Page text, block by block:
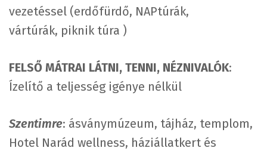
vezetéssel (erdőfürdő, NAPtúrák,
vártúrák, piknik túra )
FELSŐ MÁTRAI LÁTNI, TENNI, NÉZNIVALÓK:
Ízelítő a teljesség igénye nélkül
Szentimre: ásványmúzeum, tájház, templom,
Hotel Narád wellness, háziállatkert és